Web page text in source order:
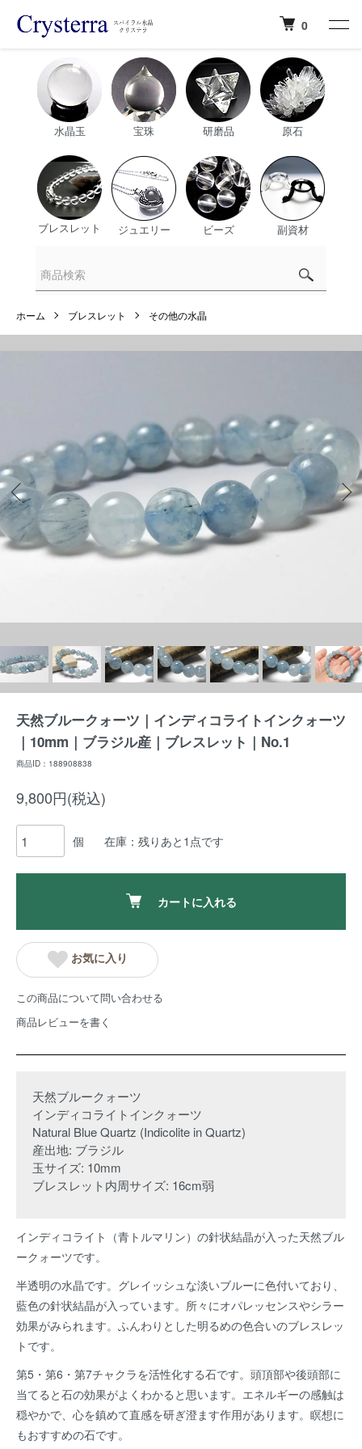
0
水晶玉 宝珠 研磨品 原石
ブレスレット ジュエリー ビーズ 副資材
ホーム ブレスレット その他の水晶
天然ブルークォーツ｜インディコライトインクォーツ
｜10mm｜ブラジル産｜ブレスレット｜No.1
商品ID：188908838
9,800円(税込)
個 在庫：残りあと1点です
カートに入れる
お気に入り
この商品について問い合わせる
商品レビューを書く
天然ブルークォーツ
インディコライトインクォーツ
Natural Blue Quartz (Indicolite in Quartz)
産出地: ブラジル
玉サイズ: 10mm
ブレスレット内周サイズ: 16cm弱
インディコライト（青トルマリン）の針状結晶が入った天然ブル
ークォーツです。
半透明の水晶です。グレイッシュな淡いブルーに色付いており、
藍色の針状結晶が入っています。所々にオパレッセンスやシラー
効果がみられます。ふんわりとした明るめの色合いのブレスレッ
トです。
第5・第6・第7チャクラを活性化する石です。頭頂部や後頭部に
当てると石の効果がよくわかると思います。エネルギーの感触は
穏やかで、心を鎮めて直感を研ぎ澄ます作用があります。瞑想に
もおすすめの石です。